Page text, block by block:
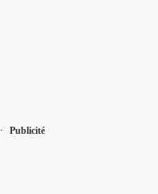
Publicité